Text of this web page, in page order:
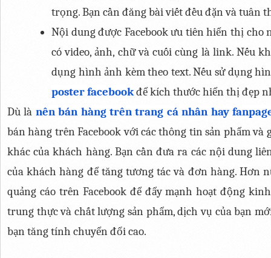
trọng. Bạn cần đăng bài viết đều đặn và tuân
Nội dung được Facebook ưu tiên hiển thị cho
có video, ảnh, chữ và cuối cùng là link. Nếu
dụng hình ảnh kèm theo text. Nếu sử dụng
poster facebook để kích thước hiển thị đẹp
Dù là nên bán hàng trên trang cá nhân hay
bán hàng trên Facebook với các thông tin sản phẩm và
khác của khách hàng. Bạn cần đưa ra các nội dung
của khách hàng để tăng tương tác và đơn hàng. Hơn
quảng cáo trên Facebook để đẩy mạnh hoạt động
trung thực và chất lượng sản phẩm, dịch vụ của bạn
bạn tăng tính chuyển đổi cao.